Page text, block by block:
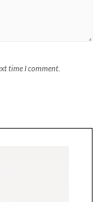
time I comment.